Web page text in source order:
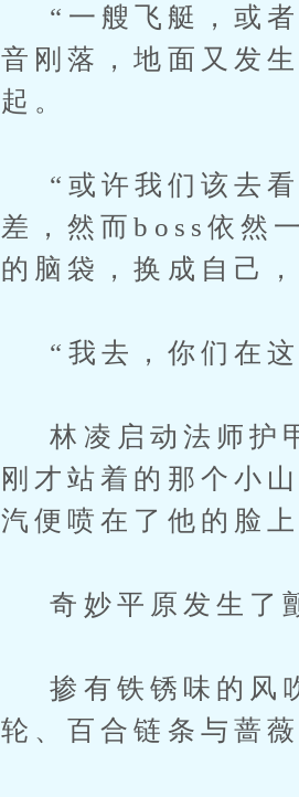
“一艘飞艇，或者
音刚落，地面又发
起。
“或许我们该去看
差，然而boss依然
的脑袋，换成自己
“我去，你们在这
林凌启动法师护
刚才站着的那个小
汽便喷在了他的脸上
奇妙平原发生了
掺有铁锈味的风
轮、百合链条与蔷